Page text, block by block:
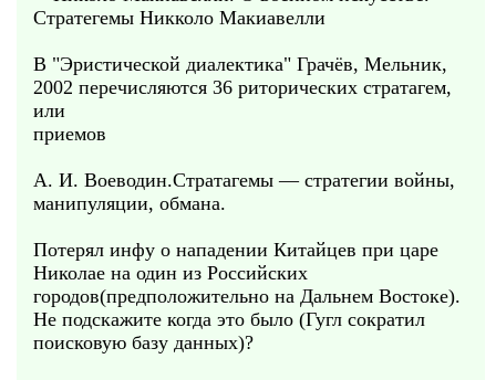
Стратегемы Никколо Макиавелли
В "Эристической диалектика" Грачёв, Мельник,
2002 перечисляются 36 риторических стратагем,
или
приемов
А. И. Воеводин.Стратагемы — стратегии войны,
манипуляции, обмана.
Потерял инфу о нападении Китайцев при царе
Николае на один из Российских
городов(предположительно на Дальнем Востоке).
Не подскажите когда это было (Гугл сократил
поисковую базу данных)?